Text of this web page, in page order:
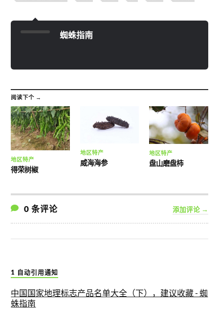
蜘蛛指南
阅读下个 →
地区特产
得荣树椒
地区特产
威海海参
地区特产
盘山磨盘柿
0 条评论 添加评论 →
1 自动引用通知
中国国家地理标志产品名单大全（下），建议收藏 - 蜘
蛛指南